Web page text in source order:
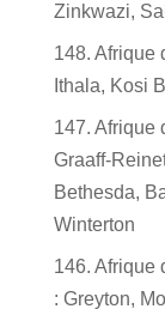
Zinkwazi,
148. Afrique
Ithala, Kosi
147. Afrique
Graaff-
Bethesda,
Winterton
146. Afrique
: Greyton,